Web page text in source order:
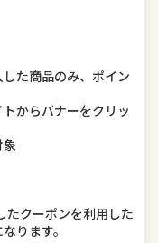
た商品のみ、ポイン
からバナーをクリッ
象
クーポンを利用した
ります。